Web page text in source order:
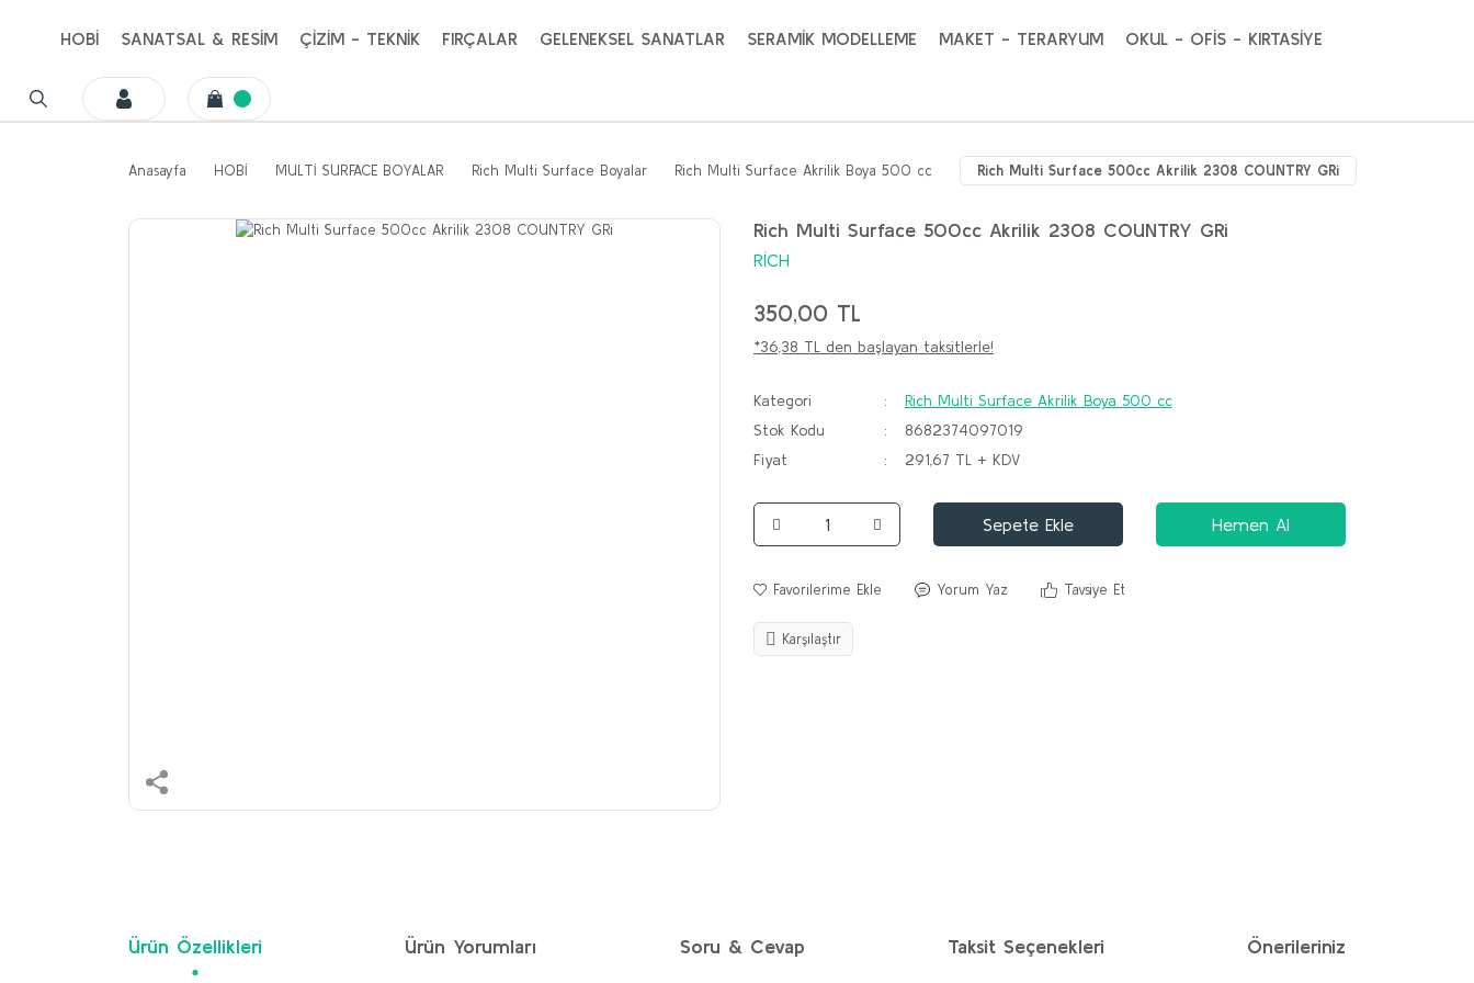
HOBİ SANATSAL & RESİM ÇİZİM - TEKNİK FIRÇALAR GELENEKSEL SANATLAR SERAMİK MODELLEME MAKET - TERARYUM OKUL - OFİS - KIRTASİYE
Anasayfa HOBİ MULTİ SURFACE BOYALAR Rich Multi Surface Boyalar Rich Multi Surface Akrilik Boya 500 cc Rich Multi Surface 500cc Akrilik 2308 COUNTRY GRi
Rich Multi Surface 500cc Akrilik 2308 COUNTRY GRi
RİCH
350,00 TL
*36,38 TL den başlayan taksitlerle!
Kategori
Rich Multi Surface Akrilik Boya 500 cc
Stok Kodu
8682374097019
Fiyat
291,67 TL + KDV
Sepete Ekle Hemen Al
Yorum Yaz Tavsiye Et
Karşılaştır
Ürün Özellikleri Ürün Yorumları Soru & Cevap Taksit Seçenekleri Önerileriniz